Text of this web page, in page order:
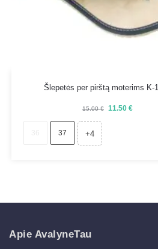
Šlepetės per pirštą moterims K-
15.00€ 11.50 €
37 +4
Apie AvalyneTau